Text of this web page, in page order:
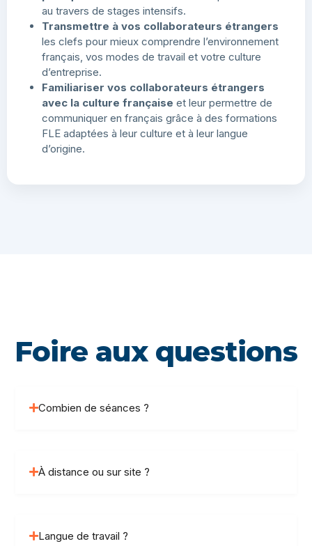
au travers de stages intensifs.
Transmettre à vos collaborateurs étrangers
les clefs pour mieux comprendre l’environnement
français, vos modes de travail et votre culture
d’entreprise.
Familiariser vos collaborateurs étrangers
avec la culture française et leur permettre de
communiquer en français grâce à des formations
FLE adaptées à leur culture et à leur langue
d’origine.
Foire aux questions
Combien de séances ?
À distance ou sur site ?
Langue de travail ?